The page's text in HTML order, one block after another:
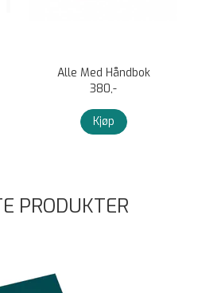
Alle Med Håndbok
380,-
Kjøp
PRODUKTER